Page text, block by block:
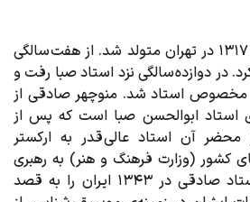
منوچهر صادقی در سال ۱۳۱۷ در تهران متولد شد. از هفت سالگی
در دوازده سالگی نزد استاد صبا رفت و
مخصوص استاد شد. منوچهر صادقی از
استاد ابوالحسن صبا است که پس از
آن استاد عالی قدر به ارکستر
کشور (وزارت فرهنگ و هنر) به رهبری
استاد صبا راه یافت. استاد صادقی در ۱۳۴۳ ایران را به قصد